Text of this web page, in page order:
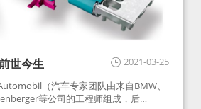
2021-03-25
世今生
（汽车专家团队由来自BMW、
等公司的工程师组成，后